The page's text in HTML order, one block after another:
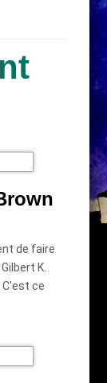
de faire
K.
C'est ce